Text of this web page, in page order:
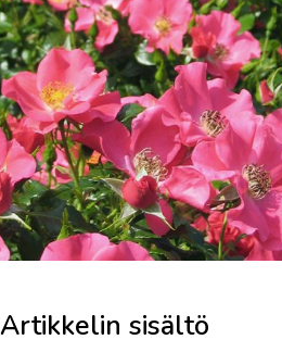
Artikkelin sisältö